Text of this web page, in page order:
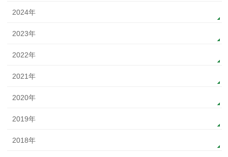
2024年
2023年
2022年
2021年
2020年
2019年
2018年